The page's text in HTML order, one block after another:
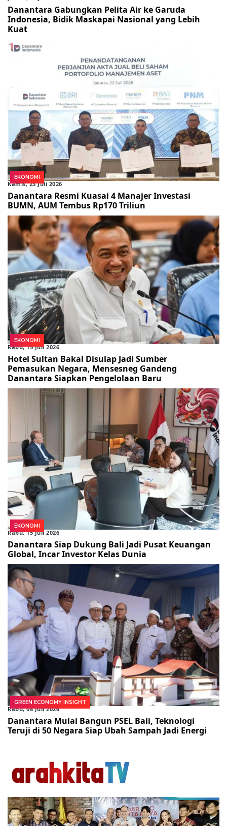
Danantara Gabungkan Pelita Air ke Garuda
Indonesia, Bidik Maskapai Nasional yang Lebih
Kuat
EKONOMI
Kamis, 23 Juli 2026
Danantara Resmi Kuasai 4 Manajer Investasi
BUMN, AUM Tembus Rp170 Triliun
EKONOMI
Rabu, 15 Juli 2026
Hotel Sultan Bakal Disulap Jadi Sumber
Pemasukan Negara, Mensesneg Gandeng
Danantara Siapkan Pengelolaan Baru
EKONOMI
Rabu, 15 Juli 2026
Danantara Siap Dukung Bali Jadi Pusat Keuangan
Global, Incar Investor Kelas Dunia
GREEN ECONOMY INSIGHT
Rabu, 08 Juli 2026
Danantara Mulai Bangun PSEL Bali, Teknologi
Teruji di 50 Negara Siap Ubah Sampah Jadi Energi